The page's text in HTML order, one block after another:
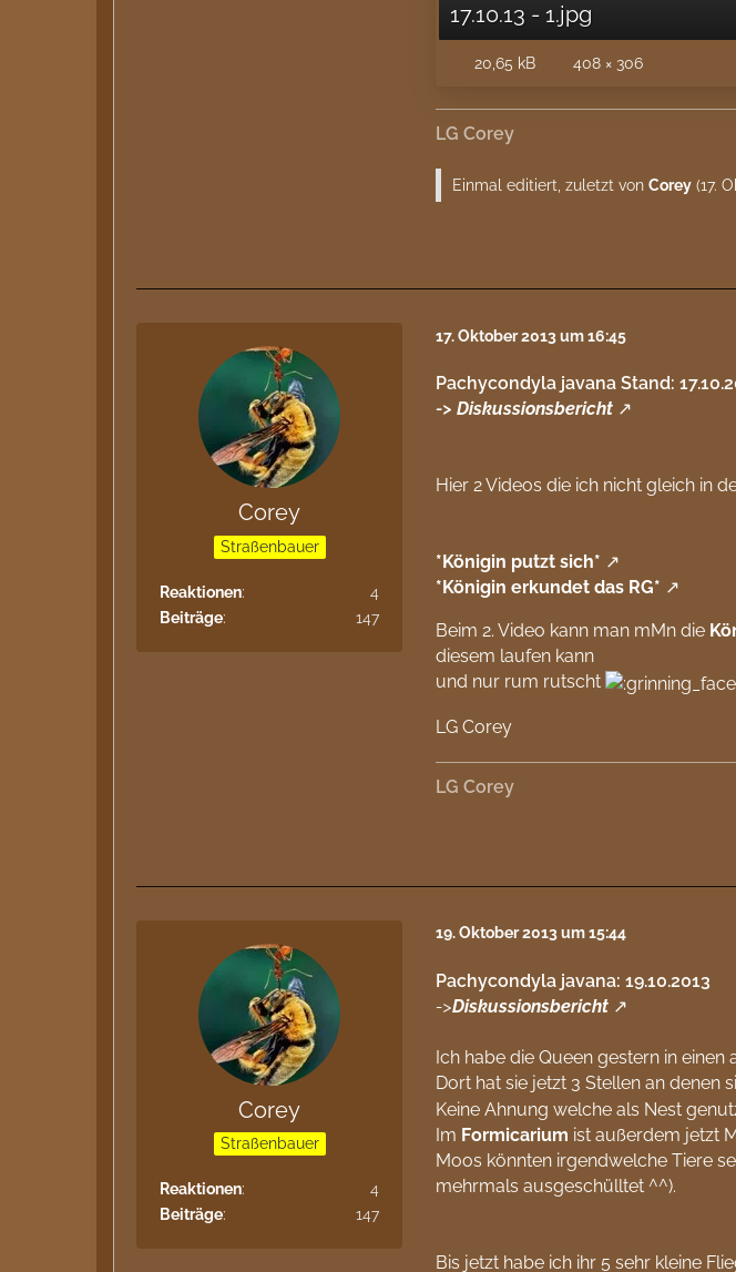
17.10.13 - 1.jpg
20,65 kB 408 × 306
LG Corey
Einmal editiert, zuletzt vonCorey (17.
Corey
Straßenbauer
Reaktionen
4
Beiträge
147
17. Oktober 2013 um 16:45
Pachycondyla javana Stand:
->Diskussionsbericht
Hier 2 Videos die ich nicht gleich in
*Königin putzt sich*
*Königin erkundet das RG*
Beim 2. Video kann man mMn die
diesem laufen kann
und nur rum rutscht
LG Corey
LG Corey
Corey
Straßenbauer
Reaktionen
4
Beiträge
147
19. Oktober 2013 um 15:44
Pachycondyla javana: 19.10.2013
->Diskussionsbericht
Ich habe die Queen gestern in
Dort hat sie jetzt 3 Stellen an denen
Keine Ahnung welche als Nest
Im Formicarium ist außerdem jetzt
Moos könnten irgendwelche Tiere
mehrmals ausgeschülltet ^^).
Bis jetzt habe ich ihr 5 sehr kleine